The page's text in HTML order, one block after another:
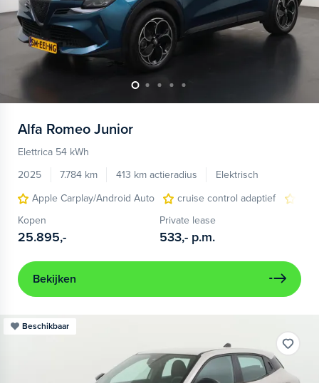
Alfa Romeo Junior
Elettrica 54 kWh
2025
7.784 km 413 km actieradius
Elektrisch
Apple Carplay/Android Auto
cruise control adaptief
Kopen
25.895,-
Private lease
533,- p.m.
Bekijken
Beschikbaar